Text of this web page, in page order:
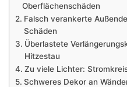
Oberflächenschäden
Falsch verankerte
Schäden
Überlastete
Hitzestau
Zu viele Lichter:
Schweres Dekor an